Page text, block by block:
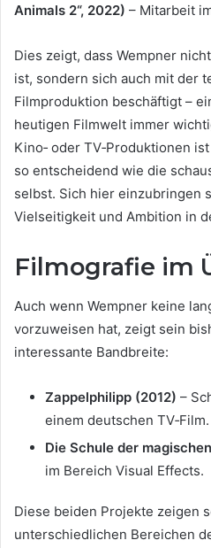
Animals 2“, 2022) – Mitarbeit
Dies zeigt, dass Wempner
ist, sondern sich auch mit der
Filmproduktion beschäftigt –
heutigen Filmwelt immer
Kino‑ oder TV‑Produktionen
so entscheidend wie die
selbst. Sich hier einzubringen
Vielseitigkeit und Ambition in
Filmografie im
Auch wenn Wempner keine
vorzuweisen hat, zeigt sein
interessante Bandbreite:
Zappelphilipp (2012) –
einem deutschen TV‑Film.
Die Schule der
im Bereich Visual Effects.
Diese beiden Projekte zeigen
unterschiedlichen Bereichen